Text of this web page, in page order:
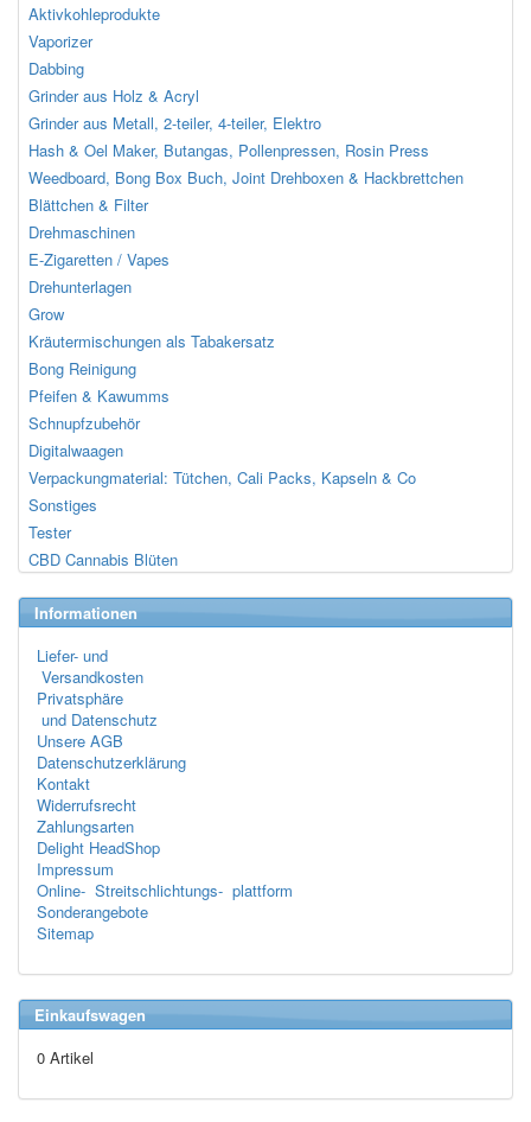
Aktivkohleprodukte
Vaporizer
Dabbing
Grinder aus Holz & Acryl
Grinder aus Metall, 2-teiler, 4-teiler, Elektro
Hash & Oel Maker, Butangas, Pollenpressen, Rosin Press
Weedboard, Bong Box Buch, Joint Drehboxen & Hackbrettchen
Blättchen & Filter
Drehmaschinen
E-Zigaretten / Vapes
Drehunterlagen
Grow
Kräutermischungen als Tabakersatz
Bong Reinigung
Pfeifen & Kawumms
Schnupfzubehör
Digitalwaagen
Verpackungmaterial: Tütchen, Cali Packs, Kapseln & Co
Sonstiges
Tester
CBD Cannabis Blüten
Informationen
Liefer- und
Versandkosten
Privatsphäre
und Datenschutz
Unsere AGB
Datenschutzerklärung
Kontakt
Widerrufsrecht
Zahlungsarten
Delight HeadShop
Impressum
Online- Streitschlichtungs- plattform
Sonderangebote
Sitemap
Einkaufswagen
0 Artikel